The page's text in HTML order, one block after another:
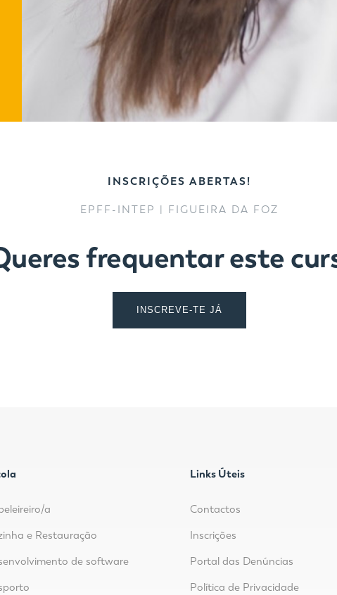
INSCRIÇÕES ABERTAS!
EPFF-INTEP | FIGUEIRA DA FOZ
frequentar este
INSCREVE-TE JÁ
a
e Restauração
de software
Links Úteis
Contactos
Inscrições
Portal das Denúncias
Política de Privacidade